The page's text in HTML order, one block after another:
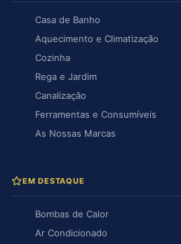
Casa de Banho
Aquecimento e Climatização
Cozinha
Rega e Jardim
Canalização
Ferramentas e Consumíveis
As Nossas Marcas
EM DESTAQUE
Bombas de Calor
Ar Condicionado